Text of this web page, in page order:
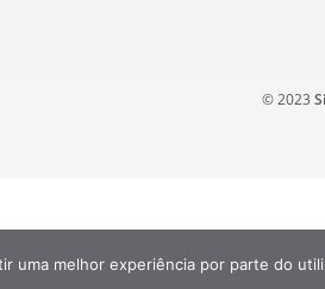
© 2023
uma melhor experiência por parte do